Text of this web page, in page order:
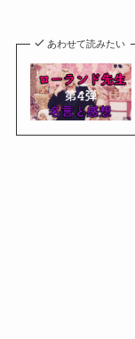
あわせて読みたい